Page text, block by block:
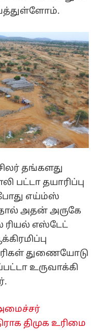
தங்களது
பட்டா தயாரிப்பு
எய்ம்ஸ்
அதன் அருகே
ரியல் எஸ்டேட்
துணையோடு
உருவாக்கி
திமுக உரிமை